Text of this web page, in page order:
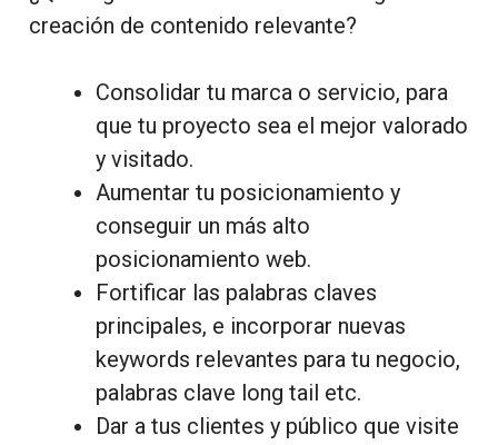
creación de contenido relevante?
Consolidar tu marca o servicio, para
que tu proyecto sea el mejor valorado
y visitado.
Aumentar tu posicionamiento y
conseguir un más alto
posicionamiento web.
Fortificar las palabras claves
principales, e incorporar nuevas
keywords relevantes para tu negocio,
palabras clave long tail etc.
Dar a tus clientes y público que visite